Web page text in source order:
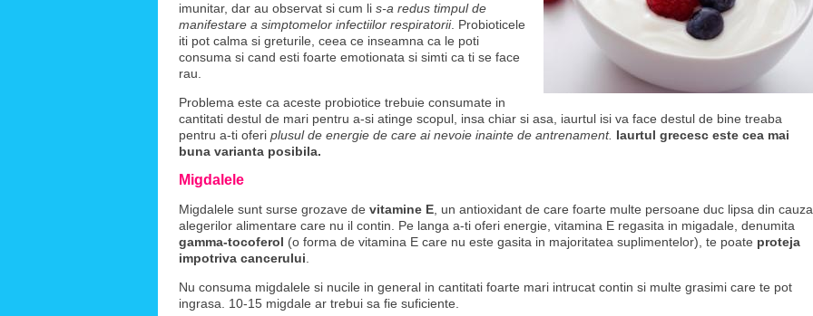
imunitar, dar au observat si cum li s-a redus timpul de
manifestare a simptomelor infectiilor respiratorii. Probioticele
iti pot calma si greturile, ceea ce inseamna ca le poti
consuma si cand esti foarte emotionata si simti ca ti se face
rau.
Problema este ca aceste probiotice trebuie consumate in
cantitati destul de mari pentru a-si atinge scopul, insa chiar si asa, iaurtul isi va face destul de bine treaba
pentru a-ti oferi plusul de energie de care ai nevoie inainte de antrenament. Iaurtul grecesc este cea mai
buna varianta posibila.
Migdalele
Migdalele sunt surse grozave de vitamine E , un antioxidant de care foarte multe persoane duc lipsa din cauza
alegerilor alimentare care nu il contin. Pe langa a-ti oferi energie, vitamina E regasita in migadale, denumita
gamma-tocoferol (o forma de vitamina E care nu este gasita in majoritatea suplimentelor), te poate proteja
impotriva cancerului
Nu consuma migdalele si nucile in general in cantitati foarte mari intrucat contin si multe grasimi care te pot
ingrasa. 10-15 migdale ar trebui sa fie suficiente.